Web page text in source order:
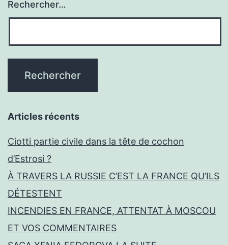
Rechercher…
Articles récents
Ciotti partie civile dans la tête de cochon
d’Estrosi ?
À TRAVERS LA RUSSIE C’EST LA FRANCE QU’ILS
DÉTESTENT
INCENDIES EN FRANCE, ATTENTAT À MOSCOU
ET VOS COMMENTAIRES